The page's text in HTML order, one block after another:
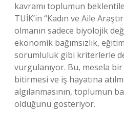
kavramı toplumun
TÜİK’in “Kadın ve Aile
olmanın sadece biyolojik
ekonomik bağımsızlık,
sorumluluk gibi kriterlerle
vurgulanıyor. Bu, mesela bir
bitirmesi ve iş hayatına
algılanmasının, toplumun
olduğunu gösteriyor.